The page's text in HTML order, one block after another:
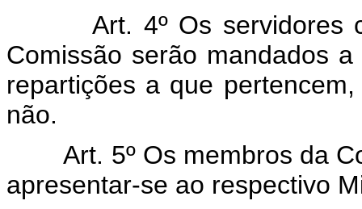
Art. 4º Os servidores
Comissão serão mandados
repartições a que
não.
Art. 5º Os membros da
apresentar-se ao respectivo